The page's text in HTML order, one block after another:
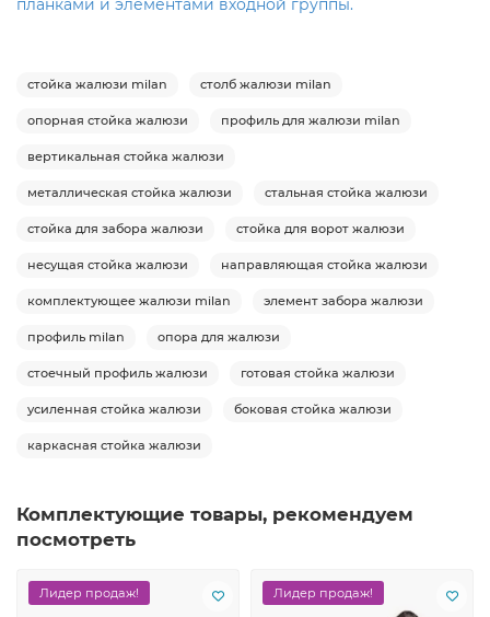
планками и элементами входной группы.
стойка жалюзи milan столб жалюзи milan
опорная стойка жалюзи профиль для жалюзи milan
вертикальная стойка жалюзи
металлическая стойка жалюзи стальная стойка жалюзи
стойка для забора жалюзи стойка для ворот жалюзи
несущая стойка жалюзи направляющая стойка жалюзи
комплектующее жалюзи milan элемент забора жалюзи
профиль milan опора для жалюзи
стоечный профиль жалюзи готовая стойка жалюзи
усиленная стойка жалюзи боковая стойка жалюзи
каркасная стойка жалюзи
Комплектующие товары, рекомендуем
посмотреть
Лидер продаж! Лидер продаж!